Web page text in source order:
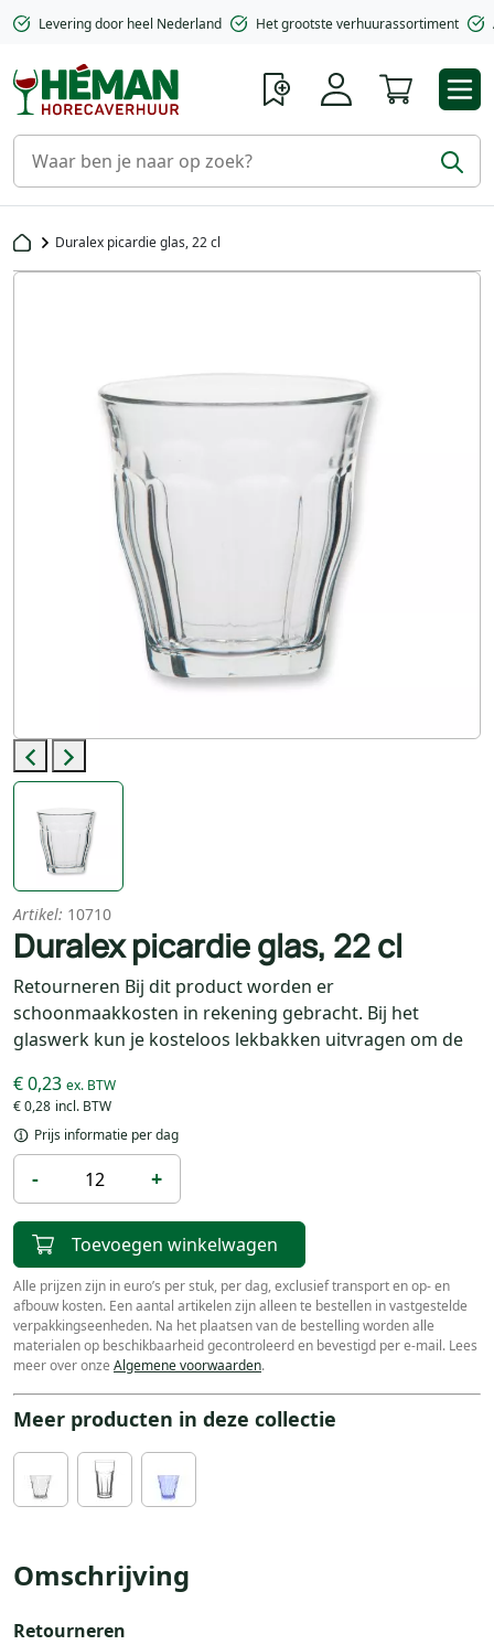
Levering door heel Nederland Het grootste verhuurassortiment
Duralex picardie glas, 22 cl
Previous
Next
Artikel: 10710
Duralex picardie glas, 22 cl
Retourneren Bij dit product worden er
schoonmaakkosten in rekening gebracht. Bij het
glaswerk kun je kosteloos lekbakken uitvragen om de
€ 0,28
€ 0,23
Prijs informatie per dag
- +
Toevoegen winkelwagen
Alle prijzen zijn in euro’s per stuk, per dag, exclusief transport en op- en
afbouw kosten. Een aantal artikelen zijn alleen te bestellen in vastgestelde
verpakkingseenheden. Na het plaatsen van de bestelling worden alle
materialen op beschikbaarheid gecontroleerd en bevestigd per e-mail. Lees
meer over onze Algemene voorwaarden.
Meer producten in deze collectie
Omschrijving
Retourneren